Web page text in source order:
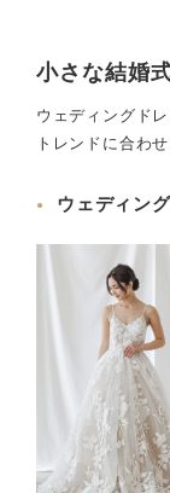
小さな結婚
ウェディングド
トレンドに合わ
ウェディン